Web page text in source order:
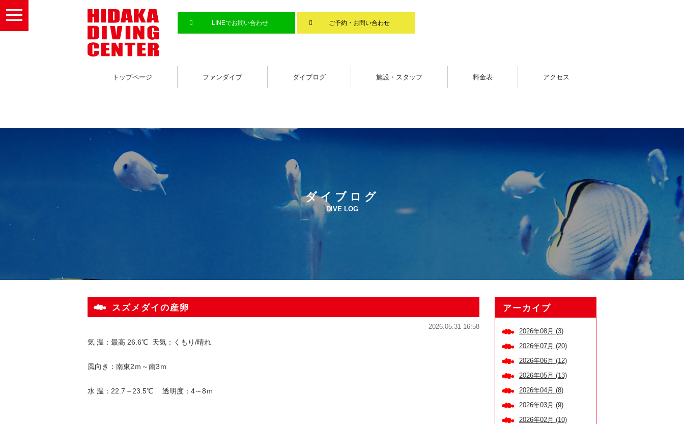
toggle
navigation
LINEでお問い合わせ ご予約・お問い合わせ
トップページ ファンダイブ ダイブログ 施設・スタッフ 料金表 アクセス
ダイブログ
DIVE LOG
スズメダイの産卵
2026.05.31 16:58
気 温：最高 26.6℃ 天気：くもり/晴れ
風向き：南東2ｍ～南3ｍ
水 温：22.7～23.5℃ 透明度：4～8ｍ
アーカイブ
2026年08月 (3)
2026年07月 (20)
2026年06月 (12)
2026年05月 (13)
2026年04月 (8)
2026年03月 (9)
2026年02月 (10)